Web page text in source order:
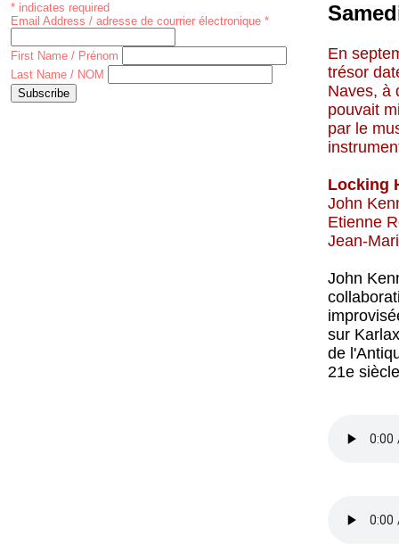
En
trésor
Naves, à
pouvait
par le
Locking
John
Etienne
Jean-
John
sur
de
21e
* indicates required
Email Address / adresse de courrier électronique *
First Name / Prénom
Last Name / NOM